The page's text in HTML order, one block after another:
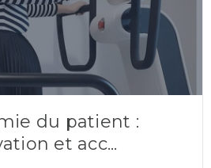
du patient :
et acc...